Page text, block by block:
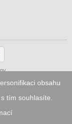
obsahu
tím souhlasíte.
vyhrazena.
údajů